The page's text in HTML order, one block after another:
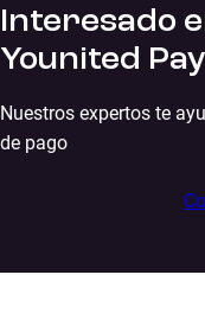
Interesado
Younited
Nuestros expertos te
de pago